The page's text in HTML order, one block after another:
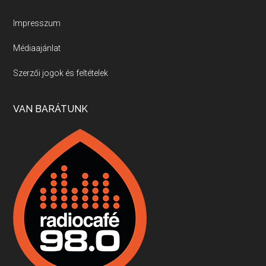
Villány, kékfrankos, Jackfall
Apr 17, 2026 • 00:35:38
Boston, teadélután, bab és homár
Apr 9, 2026 • 00:37:17
Fermentáljunk, a testünk meghálálja!
Apr 3, 2026 • 00:36:07
Impresszum
Médiaajánlat
Szerzői jogok és feltételek
VAN BARÁTUNK